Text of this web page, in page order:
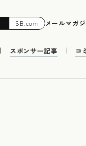
SB.com メールマガ
スポンサー記事 コ